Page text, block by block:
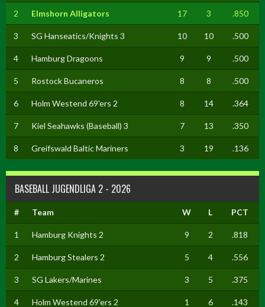
2 Elmshorn Alligators 17 3 .850
3 SG Hanseatics/Knights 3 10 10 .500
4 Hamburg Dragoons 9 9 .500
5 Rostock Bucaneros 8 8 .500
6 Holm Westend 69'ers 2 8 14 .364
7 Kiel Seahawks (Baseball) 3 7 13 .350
8 Greifswald Baltic Mariners 3 19 .136
BASEBALL JUGENDLIGA 2 - 2026
# Team W L PCT
1 Hamburg Knights 2 9 2 .818
2 Hamburg Stealers 2 5 4 .556
3 SG Lakers/Marines 3 5 .375
4 Holm Westend 69'ers 2 1 6 .143